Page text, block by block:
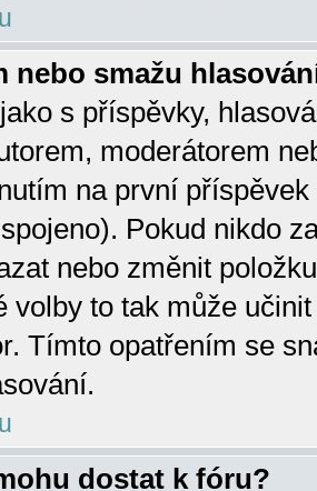
nebo smažu
s příspěvky,
moderátorem
na první
Pokud nikdo
nebo změnit
volby to tak může
Tímto opatřením se
dostat k fóru?